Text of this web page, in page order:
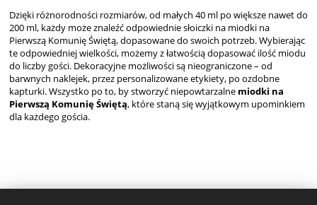
Dzięki różnorodności rozmiarów, od małych 40 ml po większe nawet do
200 ml, każdy może znaleźć odpowiednie słoiczki na miodki na
Pierwszą Komunię Świętą, dopasowane do swoich potrzeb. Wybierając
te odpowiedniej wielkości, możemy z łatwością dopasować ilość miodu
do liczby gości. Dekoracyjne możliwości są nieograniczone – od
barwnych naklejek, przez personalizowane etykiety, po ozdobne
kapturki. Wszystko po to, by stworzyć niepowtarzalne miodki na
Pierwszą Komunię Świętą, które staną się wyjątkowym upominkiem
dla każdego gościa.